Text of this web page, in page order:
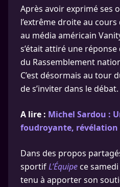
Après avoir exprimé ses
l’extrême droite au
au média américain
s’était attiré une
du Rassemblement
C’est désormais au tour
de s’inviter dans le débat.
A lire : Michel Sardou :
foudroyante, révélation
Dans des propos
sportifL’Équipe ce
tenu à apporter son